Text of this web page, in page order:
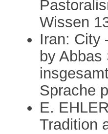
Wissen
Iran: City
by
Sprache
E.
Tradition